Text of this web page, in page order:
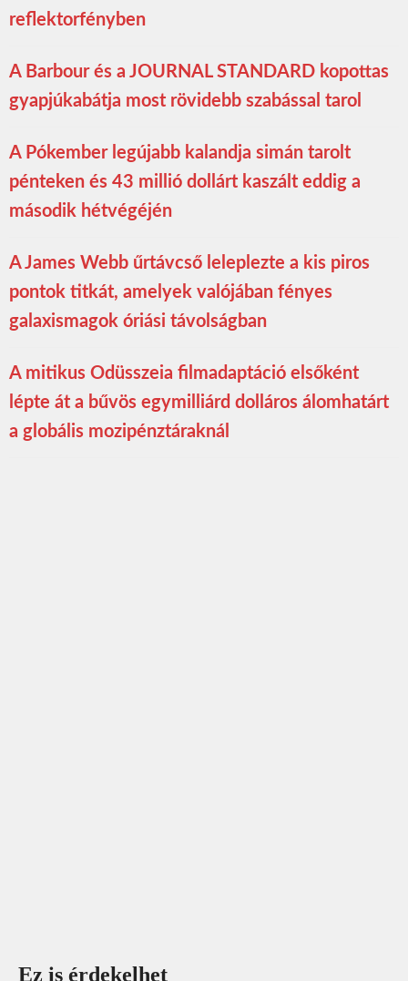
reflektorfényben
A Barbour és a JOURNAL STANDARD kopottas
gyapjúkabátja most rövidebb szabással tarol
A Pókember legújabb kalandja simán tarolt
pénteken és 43 millió dollárt kaszált eddig a
második hétvégéjén
A James Webb űrtávcső leleplezte a kis piros
pontok titkát, amelyek valójában fényes
galaxismagok óriási távolságban
A mitikus Odüsszeia filmadaptáció elsőként
lépte át a bűvös egymilliárd dolláros álomhatárt
a globális mozipénztáraknál
Ez is érdekelhet